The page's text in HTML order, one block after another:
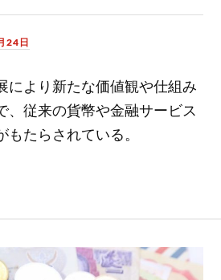
24日
により新たな価値観や仕組み
、従来の貨幣や金融サービス
たらされている。